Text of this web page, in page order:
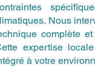
Nous
complète
expertise
à votre